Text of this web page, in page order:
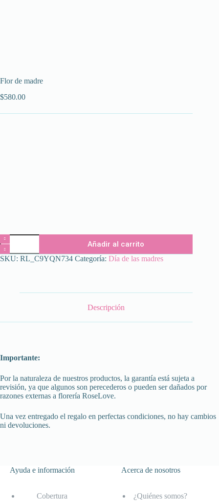
Flor de madre
$580.00
Flor
de
madre
cantidad
Añadir al carrito
SKU: RL_C9YQN734 Categoría: Día de las madres
Descripción
Importante:
Por la naturaleza de nuestros productos, la garantía está sujeta a
revisión, ya que algunos son perecederos o pueden ser dañados por
razones externas a florería RoseLove.
Una vez entregado el regalo en perfectas condiciones, no hay cambios
ni devoluciones.
Ayuda e información
Cobertura
Acerca de nosotros
¿Quiénes somos?